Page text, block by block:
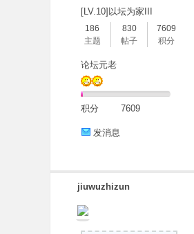
[LV.10]以坛为家III
186
主题
830
帖子
7609
积分
论坛元老
积分 7609
发消息
jiuwuzhizun